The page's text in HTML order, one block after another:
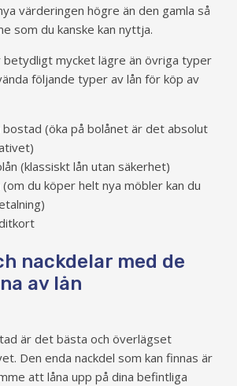
värderingen högre än den gamla så
som du kanske kan nyttja.
betydligt mycket lägre än övriga typer
följande typer av lån för köp av
bostad (öka på bolånet är det absolut
(klassiskt lån utan säkerhet)
du köper helt nya möbler kan du
nackdelar med de
av lån
är det bästa och överlägset
Den enda nackdel som kan finnas är
att låna upp på dina befintliga